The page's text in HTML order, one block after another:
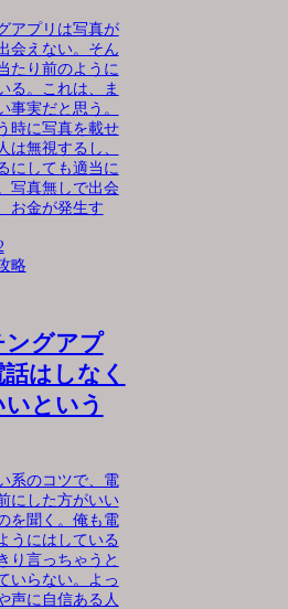
アプリは写真が
会えない。そん
たり前のように
る。これは、ま
事実だと思う。
時に写真を載せ
は無視するし、
にしても適当に
写真無しで出会
お金が発生す
略
ングアプ
はしなく
という
系のコツで、電
にした方がいい
を聞く。俺も電
うにはしている
り言っちゃうと
いらない。よっ
声に自信ある人